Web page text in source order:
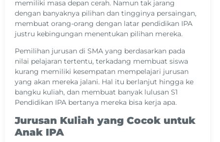
memiliki masa depan cerah. Namun tak jarang
dengan banyaknya pilihan dan tingginya persaingan,
membuat orang-orang dengan latar pendidikan IPA
justru kebingungan menentukan pilihan mereka.
Pemilihan jurusan di SMA yang berdasarkan pada
nilai pelajaran tertentu, terkadang membuat siswa
kurang memiliki kesempatan mempelajari jurusan
yang akan mereka jalani. Hal itu berlanjut hingga ke
bangku kuliah, dan membuat banyak lulusan S1
Pendidikan IPA bertanya mereka bisa kerja apa.
Jurusan Kuliah yang Cocok untuk
Anak IPA